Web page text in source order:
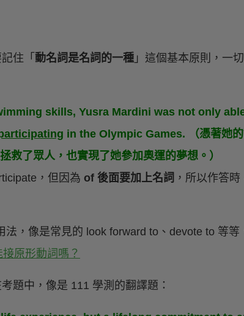
住「 動名詞是名詞的一種 」這個基本原則，一
skills, Yusra Mardini was not only
in the Olympic Games. （憑著她
了眾人，也實現了她參加奧運的夢想。）
，但因為 of 後面要加上名詞 ，所以作答
法，像是常見的 look forward to、devote to 等等
原形動詞嗎？
題中，像是 111 學測的翻譯題：